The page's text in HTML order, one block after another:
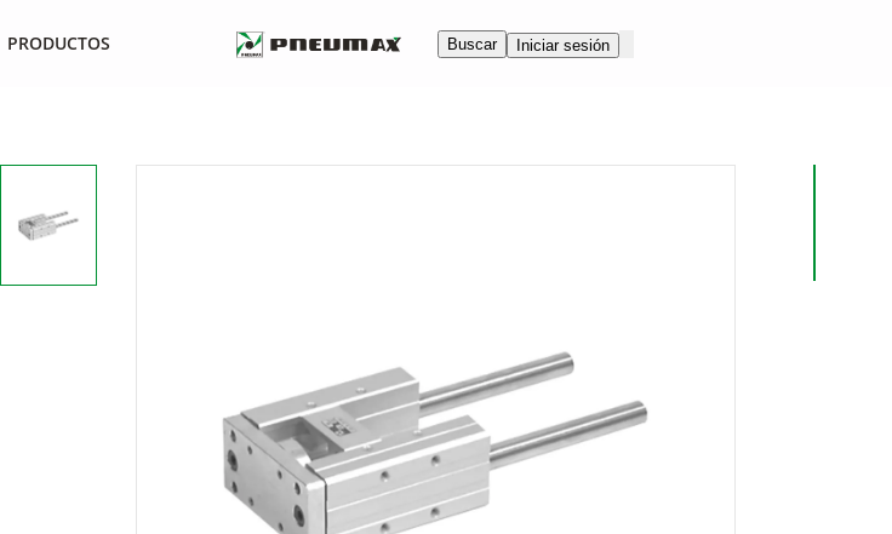
PRODUCTOS Buscar Iniciar sesión